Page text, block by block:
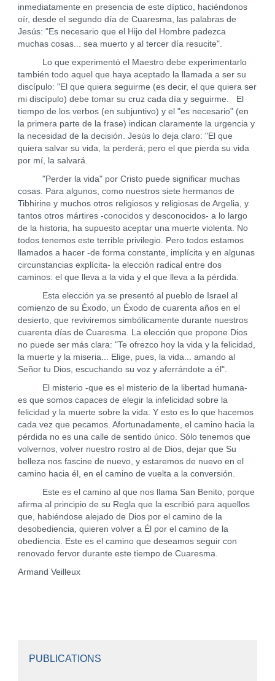
inmediatamente en presencia de este díptico, haciéndonos
oír, desde el segundo día de Cuaresma, las palabras de
Jesús: "Es necesario que el Hijo del Hombre padezca
muchas cosas... sea muerto y al tercer día resucite".
Lo que experimentó el Maestro debe experimentarlo
también todo aquel que haya aceptado la llamada a ser su
discípulo: "El que quiera seguirme (es decir, el que quiera ser
mi discípulo) debe tomar su cruz cada día y seguirme. El
tiempo de los verbos (en subjuntivo) y el "es necesario" (en
la primera parte de la frase) indican claramente la urgencia y
la necesidad de la decisión. Jesús lo deja claro: "El que
quiera salvar su vida, la perderá; pero el que pierda su vida
por mí, la salvará.
"Perder la vida" por Cristo puede significar muchas
cosas. Para algunos, como nuestros siete hermanos de
Tibhirine y muchos otros religiosos y religiosas de Argelia, y
tantos otros mártires -conocidos y desconocidos- a lo largo
de la historia, ha supuesto aceptar una muerte violenta. No
todos tenemos este terrible privilegio. Pero todos estamos
llamados a hacer -de forma constante, implícita y en algunas
circunstancias explícita- la elección radical entre dos
caminos: el que lleva a la vida y el que lleva a la pérdida.
Esta elección ya se presentó al pueblo de Israel al
comienzo de su Éxodo, un Éxodo de cuarenta años en el
desierto, que reviviremos simbólicamente durante nuestros
cuarenta días de Cuaresma. La elección que propone Dios
no puede ser más clara: "Te ofrezco hoy la vida y la felicidad,
la muerte y la miseria... Elige, pues, la vida... amando al
Señor tu Dios, escuchando su voz y aferrándote a él".
El misterio -que es el misterio de la libertad humana-
es que somos capaces de elegir la infelicidad sobre la
felicidad y la muerte sobre la vida. Y esto es lo que hacemos
cada vez que pecamos. Afortunadamente, el camino hacia la
pérdida no es una calle de sentido único. Sólo tenemos que
volvernos, volver nuestro rostro al de Dios, dejar que Su
belleza nos fascine de nuevo, y estaremos de nuevo en el
camino hacia él, en el camino de vuelta a la conversión.
Este es el camino al que nos llama San Benito, porque
afirma al principio de su Regla que la escribió para aquellos
que, habiéndose alejado de Dios por el camino de la
desobediencia, quieren volver a Él por el camino de la
obediencia. Este es el camino que deseamos seguir con
renovado fervor durante este tiempo de Cuaresma.
Armand Veilleux
PUBLICATIONS